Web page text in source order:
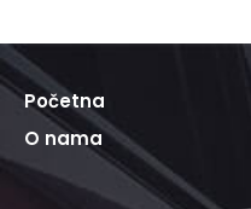
Početna
O nama